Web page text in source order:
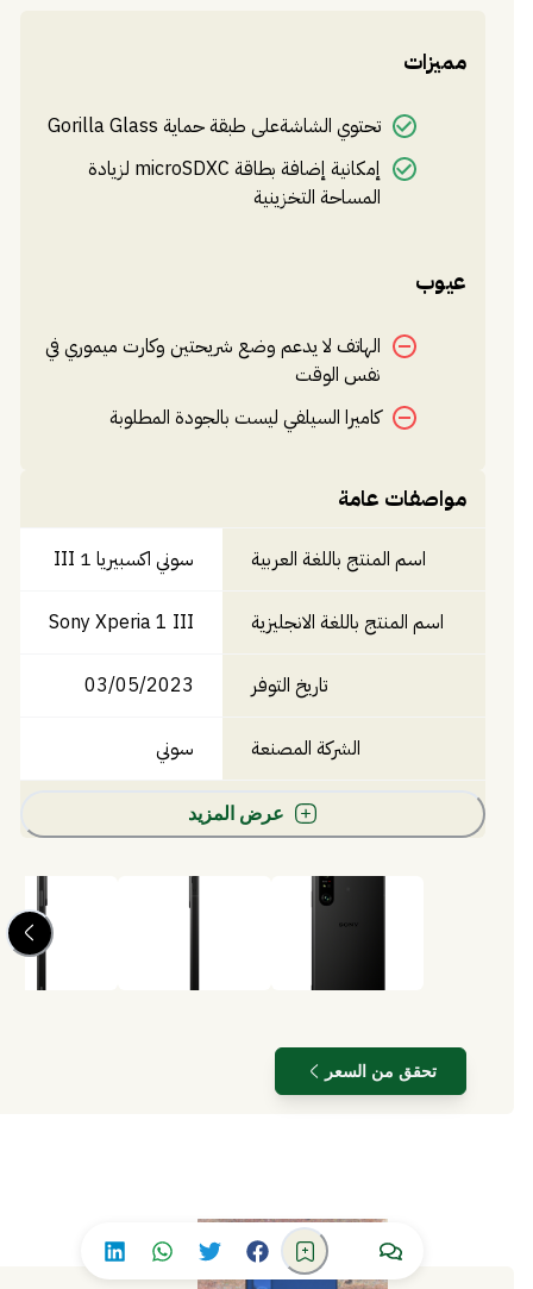
واضحة وحادة. يتميز الجهاز أيضًا ببطارية بسعة 4500 مللي
Xperia 1 III جهازًا متطورًا وفعالًا يلبي احتياجات المستخدمين
مميزات
تحتوي الشاشةعلى طبقة حماية Gorilla Glass
إمكانية إضافة بطاقة microSDXC لزيادة
المساحة التخزينية
عيوب
الهاتف لا يدعم وضع شريحتين وكارت ميموري في
نفس الوقت
كاميرا السيلفي ليست بالجودة المطلوبة
مواصفات عامة
اسم المنتج باللغة العربية سوني اكسبيريا 1 III
اسم المنتج باللغة الانجليزية Sony Xperia 1 III
تاريخ التوفر 03/05/2023
الشركة المصنعة سوني
عرض المزيد
تحقق من السعر